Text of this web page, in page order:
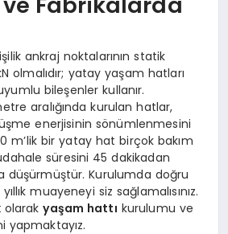
ankraj noktalarının statik
olmalıdır; yatay yaşam hatları
bileşenler kullanır.
aralığında kurulan hatlar,
enerjisinin sönümlenmesini
m’lik bir yatay hat birçok bakım
süresini 45 dakikadan
düşürmüştür. Kurulumda doğru
muayeneyi siz sağlamalısınız.
olarakyaşam hattı kurulumu ve
yapmaktayız.